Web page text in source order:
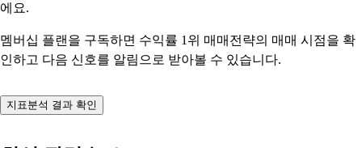
에요.
멤버십 플랜을 구독하면 수익률 1위 매매전략의 매매 시점을 확
인하고 다음 신호를 알림으로 받아볼 수 있습니다.
지표분석 결과 확인